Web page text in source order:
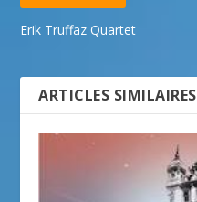
Erik Truffaz Quartet
ARTICLES SIMILAIRES